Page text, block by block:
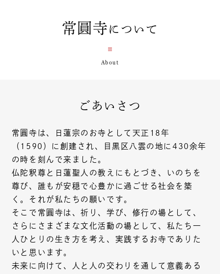
常圓寺 について
ごあいさつ
常圓寺は、日蓮宗のお寺として天正18年
（1590）に創建され、目黒区八雲の地に430余年
の時を刻んで来ました。
仏陀釈尊と日蓮聖人の教えにもとづき、いのちを
尊び、誰もが安穏で心豊かに過ごせる社会を築
く。それが私たちの願いです。
そこで常圓寺は、祈り、学び、修行の場として、
さらにさまざまな文化活動の場として、私たち一
人ひとりの生き方を考え、実践するお寺でありた
いと思います。
未来に向けて、人と人の交わりを通して意義ある